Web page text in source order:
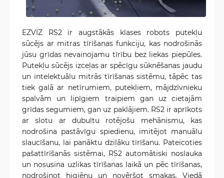
EZVIZ RS2 ir augstākās klases robots putekļu
sūcējs ar mitras tīrīšanas funkciju, kas nodrošinās
jūsu grīdas nevainojamu tīrību bez liekas piepūles.
Putekļu sūcējs izceļas ar spēcīgu sūknēšanas jaudu
un intelektuālu mitrās tīrīšanas sistēmu, tāpēc tas
tiek galā ar netīrumiem, putekļiem, mājdzīvnieku
spalvām un lipīgiem traipiem gan uz cietajām
grīdas segumiem, gan uz paklājiem. RS2 ir aprīkots
ar slotu ar dubultu rotējošu mehānismu, kas
nodrošina pastāvīgu spiedienu, imitējot manuālu
slaucīšanu, lai panāktu dziļāku tīrīšanu. Pateicoties
pašattīrīšanās sistēmai, RS2 automātiski noslauka
un nosusina uzlikas tīrīšanas laikā un pēc tīrīšanas,
nodrošinot higiēnu un novēršot smakas. Viedā